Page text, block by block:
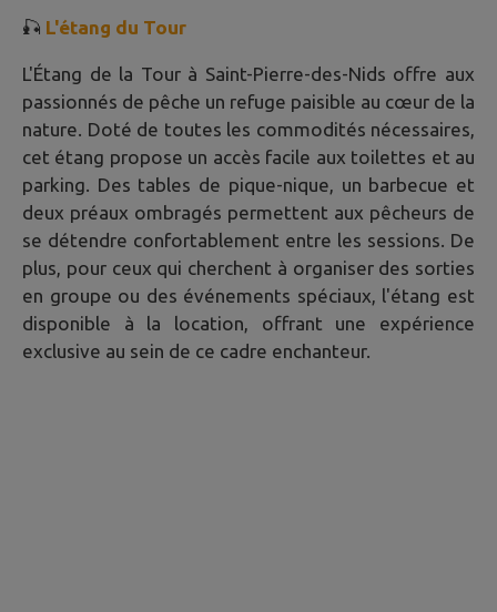
🎣 L'étang du Tour
L'Étang de la Tour à Saint-Pierre-des-Nids offre aux
passionnés de pêche un refuge paisible au cœur de la
nature. Doté de toutes les commodités nécessaires,
cet étang propose un accès facile aux toilettes et au
parking. Des tables de pique-nique, un barbecue et
deux préaux ombragés permettent aux pêcheurs de
se détendre confortablement entre les sessions. De
plus, pour ceux qui cherchent à organiser des sorties
en groupe ou des événements spéciaux, l'étang est
disponible à la location, offrant une expérience
exclusive au sein de ce cadre enchanteur.